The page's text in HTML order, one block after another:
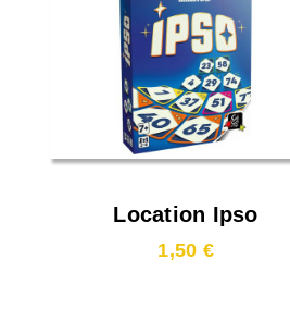
Location Ipso
1,50 €